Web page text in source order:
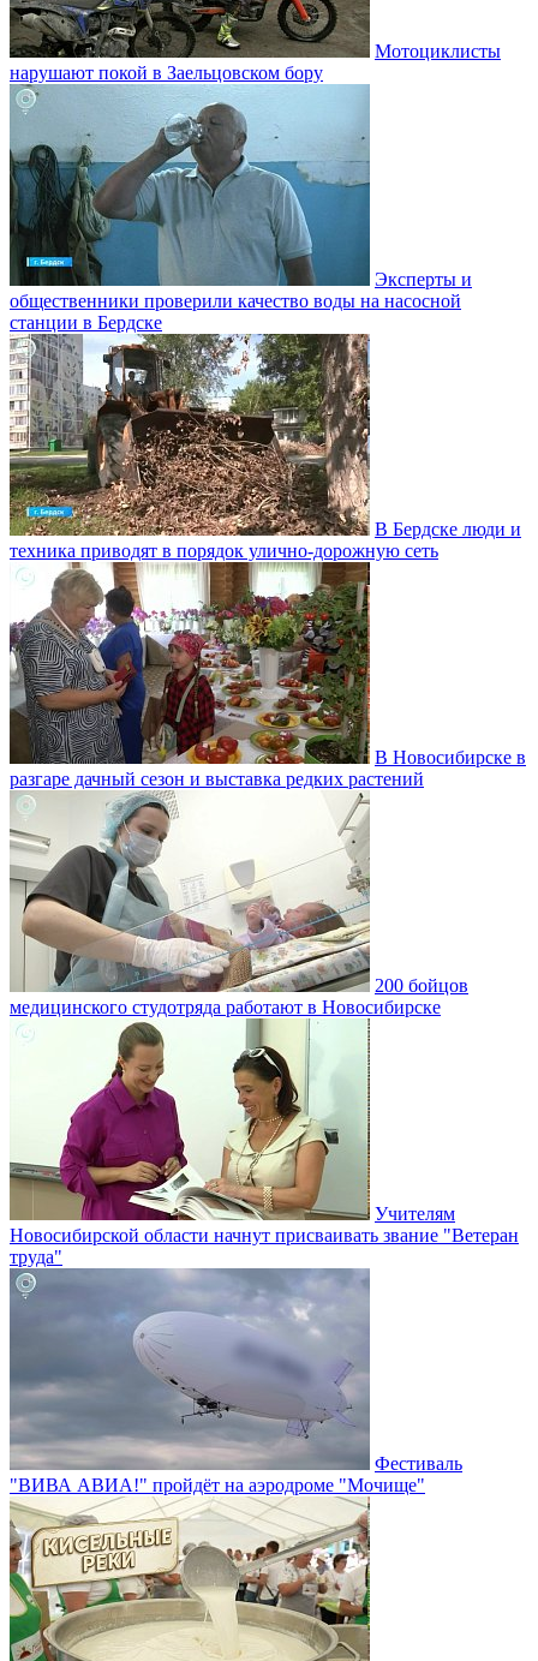
Мотоциклисты
нарушают покой в Заельцовском бору
Эксперты и
общественники проверили качество воды на насосной
станции в Бердске
В Бердске люди и
техника приводят в порядок улично‑дорожную сеть
В Новосибирске в
разгаре дачный сезон и выставка редких растений
200 бойцов
медицинского студотряда работают в Новосибирске
Учителям
Новосибирской области начнут присваивать звание "Ветеран
труда"
Фестиваль
"ВИВА АВИА!" пройдёт на аэродроме "Мочище"